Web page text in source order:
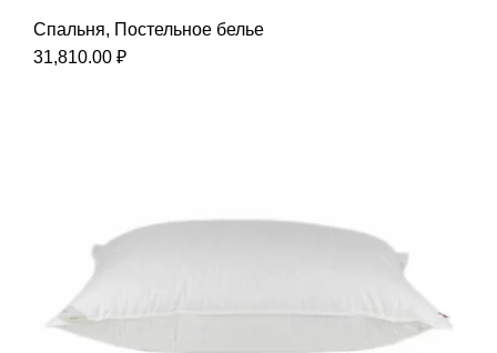
Спальня, Постельное белье
31,810.00 ₽